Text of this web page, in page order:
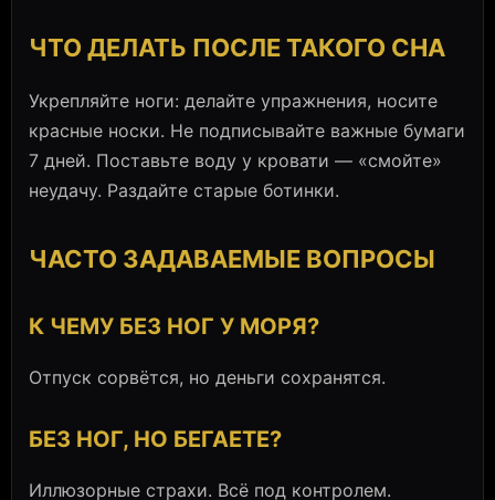
ЧТО ДЕЛАТЬ ПОСЛЕ ТАКОГО СНА
Укрепляйте ноги: делайте упражнения, носите
красные носки. Не подписывайте важные бумаги
7 дней. Поставьте воду у кровати — «смойте»
неудачу. Раздайте старые ботинки.
ЧАСТО ЗАДАВАЕМЫЕ ВОПРОСЫ
К ЧЕМУ БЕЗ НОГ У МОРЯ?
Отпуск сорвётся, но деньги сохранятся.
БЕЗ НОГ, НО БЕГАЕТЕ?
Иллюзорные страхи. Всё под контролем.